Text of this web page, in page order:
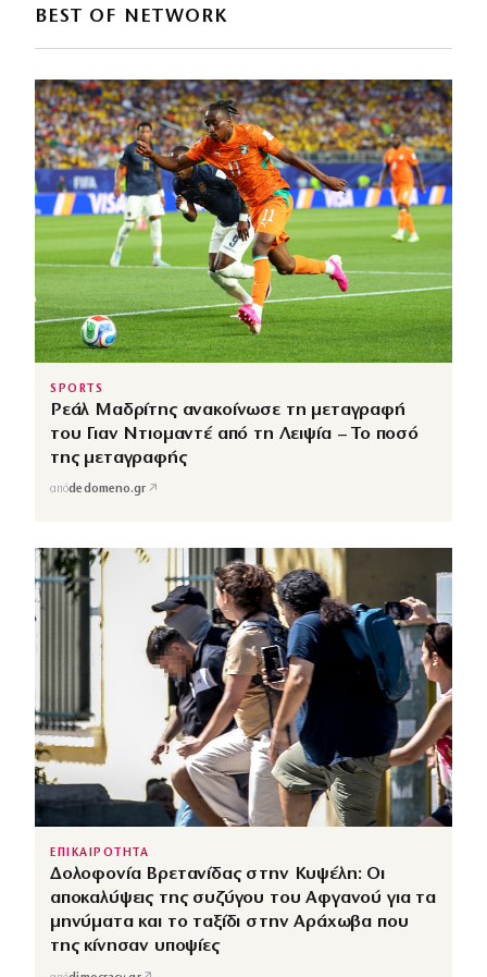
BEST OF NETWORK
SPORTS
Ρεάλ Μαδρίτης ανακοίνωσε τη μεταγραφή
του Γιαν Ντιομαντέ από τη Λειψία – Το ποσό
της μεταγραφής
απόdedomeno.gr ↗
ΕΠΙΚΑΙΡΟΤΗΤΑ
Δολοφονία Βρετανίδας στην Κυψέλη: Οι
αποκαλύψεις της συζύγου του Αφγανού για τα
μηνύματα και το ταξίδι στην Αράχωβα που
της κίνησαν υποψίες